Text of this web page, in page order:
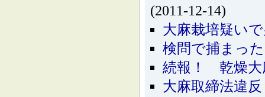
(2011-12-14)
大麻栽培疑い
検問で捕まっ
続報！ 乾燥大
大麻取締法違